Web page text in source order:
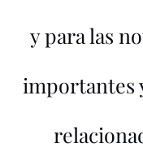
y para las
importantes